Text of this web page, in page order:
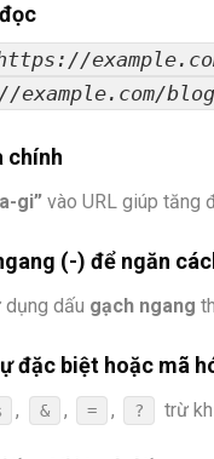
example.com/
chính
gi” vào URL giúp tăng
(-) để ngăn
dụng dấu gạch ngang
đặc biệt hoặc mã
, & , = , ? trừ